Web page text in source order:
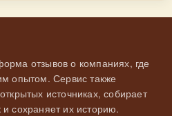
отзывов о компаниях, где
опытом. Сервис также
источниках, собирает
сохраняет их историю.